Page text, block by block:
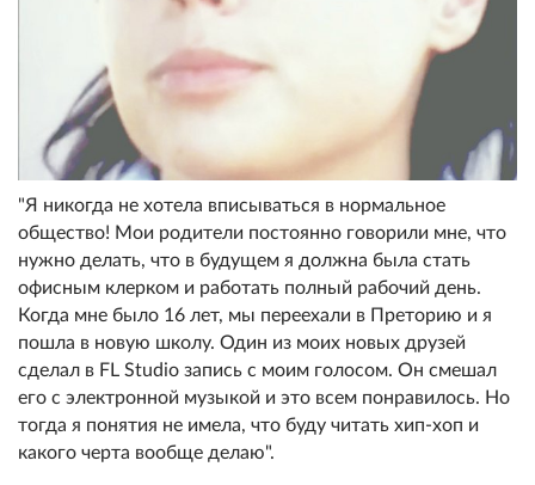
"Я никогда не хотела вписываться в нормальное
общество! Мои родители постоянно говорили мне, что
нужно делать, что в будущем я должна была стать
офисным клерком и работать полный рабочий день.
Когда мне было 16 лет, мы переехали в Преторию и я
пошла в новую школу. Один из моих новых друзей
сделал в FL Studio запись с моим голосом. Он смешал
его с электронной музыкой и это всем понравилось. Но
тогда я понятия не имела, что буду читать хип-хоп и
какого черта вообще делаю".